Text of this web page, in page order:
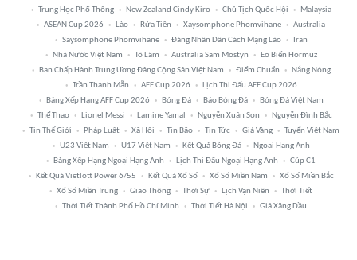
Trung Học Phổ Thông
New Zealand Cindy Kiro Chủ Tịch Quốc Hội
Malaysia
ASEAN Cup 2026
Lào Rửa Tiền Xaysomphone Phomvihane
Australia
Saysomphone Phomvihane
Đảng Nhân Dân Cách Mạng Lào
Iran
Nhà Nước Việt Nam
Tô Lâm Australia Sam Mostyn
Eo Biển Hormuz
Ban Chấp Hành Trung Ương Đảng Cộng Sản Việt Nam
Điểm Chuẩn
Nắng Nóng
Trần Thanh Mẫn
AFF Cup 2026
Lịch Thi Đấu AFF Cup 2026
Bảng Xếp Hạng AFF Cup 2026
Bóng Đá Báo Bóng Đá
Bóng Đá Việt Nam
Thể Thao
Lionel Messi Lamine Yamal Nguyễn Xuân Son
Nguyễn Đình Bắc
Tin Thế Giới
Pháp Luật Xã Hội Tin Bão Tin Tức Giá Vàng
Tuyển Việt Nam
U23 Việt Nam
U17 Việt Nam Kết Quả Bóng Đá
Ngoại Hạng Anh
Bảng Xếp Hạng Ngoại Hạng Anh
Lịch Thi Đấu Ngoại Hạng Anh
Cúp C1
Kết Quả Vietlott Power 6/55
Kết Quả Xổ Số Xổ Số Miền Nam
Xổ Số Miền Bắc
Xổ Số Miền Trung
Giao Thông Thời Sự Lịch Vạn Niên
Thời Tiết
Thời Tiết Thành Phố Hồ Chí Minh
Thời Tiết Hà Nội Giá Xăng Dầu